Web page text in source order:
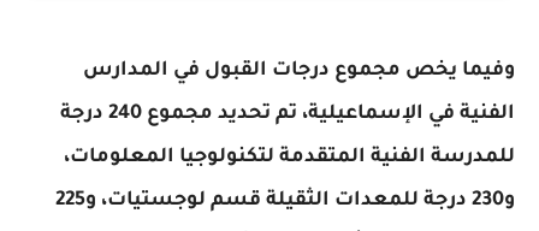
وفيما يخص مجموع درجات القبول في المدارس
الفنية في الإسماعيلية، تم تحديد مجموع 240 درجة
للمدرسة الفنية المتقدمة لتكنولوجيا المعلومات،
و230 درجة للمعدات الثقيلة قسم لوجستيات، و225